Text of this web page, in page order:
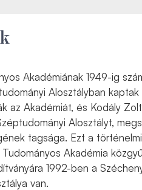
Akadémiának 1949-ig
Alosztályban
az Akadémiát, és Kodály
Alosztályt,
tagsága. Ezt a
Akadémia
1992-ben a
van.